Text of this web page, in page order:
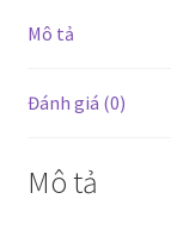
Mô tả
Đánh giá (0)
Mô tả